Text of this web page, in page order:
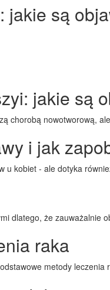
jakie są
jakie są
chorobą nowotworową,
i jak
u kobiet - ale dotyka
dlatego, że zauważalnie
raka
metody